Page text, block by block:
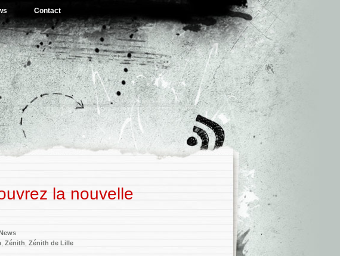
Contact
la nouvelle
Zénith Zénith de Lille